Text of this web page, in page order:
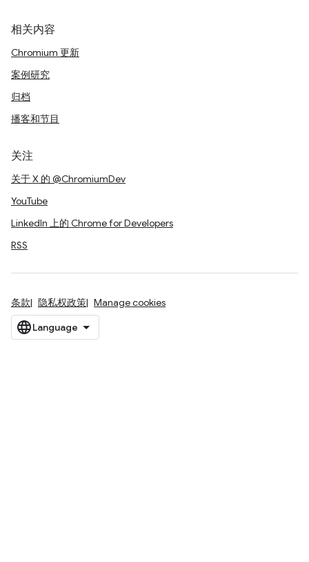
相关内容
Chromium 更新
案例研究
归档
播客和节目
关注
关于 X 的 @ChromiumDev
YouTube
LinkedIn 上的 Chrome for Developers
RSS
条款 隐私权政策 Manage cookies